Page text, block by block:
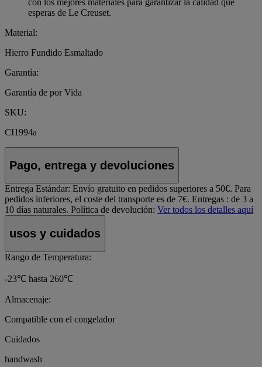
con los mejores materiales para garantizar la calidad que
esperas de Le Creuset.
Material:
Hierro Fundido Esmaltado
Garantía:
Garantía de por Vida
SKU:
CI1994a
Pago, entrega y devoluciones
Entrega Estándar: Envío gratuito en pedidos superiores a 50€. Para
pedidos inferiores, el coste del transporte es de 7€. Entregas : de 3 a
10 días naturales. Política de devolución: Ver todos los detalles aquí
usos y cuidados
Rango de Temperatura:
-23℃ hasta 260℃
Almacenaje:
Compatible con el congelador
Cuidados
handwash